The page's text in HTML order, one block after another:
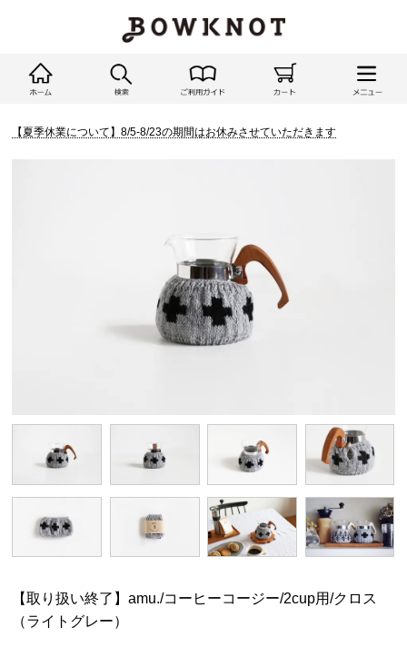
【夏季休業について】8/5-8/23の期間はお休みさせていただきます
【取り扱い終了】amu./コーヒーコージー/2cup用/クロス
（ライトグレー）